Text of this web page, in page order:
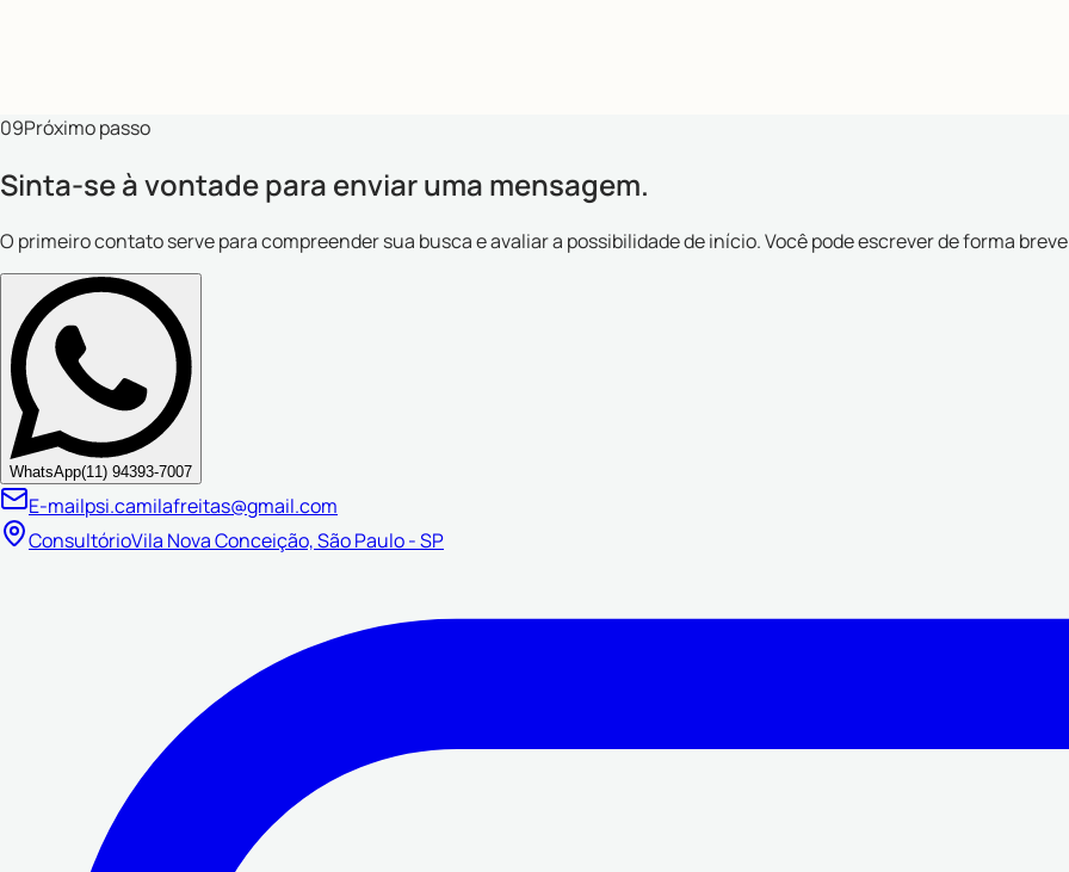
09Próximo passo
Sinta-se à vontade para enviar uma mensagem.
O primeiro contato serve para compreender sua busca e avaliar a possibilidade de início. Você pode escrever de forma
WhatsApp(11) 94393-7007
E-mailpsi.camilafreitas@gmail.com
ConsultórioVila Nova Conceição, São Paulo - SP